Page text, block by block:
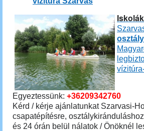
Egyeztessünk: +36209342760
Kérd / kérje ajánlatunkat Szarvasi-
csapatépítésre,
és 24 órán belül nálatok / Önöknél